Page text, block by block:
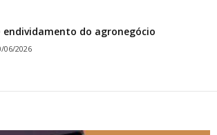
endividamento do agronegócio
06/2026